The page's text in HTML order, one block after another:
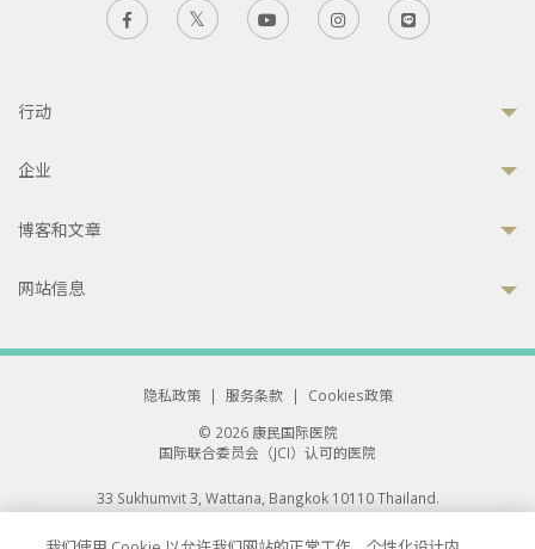
行动
企业
博客和文章
网站信息
隐私政策 | 服务条款 |
Cookies政策
© 2026 康民国际医院
国际联合委员会（JCI）认可的医院
33 Sukhumvit 3, Wattana, Bangkok 10110 Thailand.
All rights reserved.